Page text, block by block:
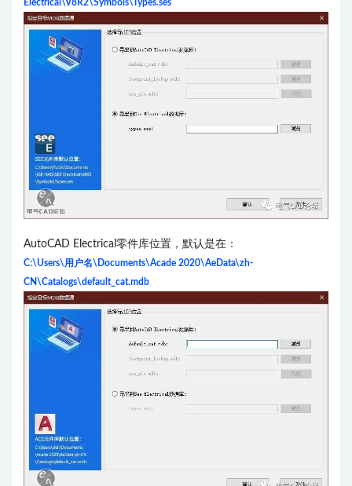
Electrical\V8R2\Symbols\Types.ses
AutoCAD Electrical零件库位置，默认是在：
C:\Users\用户名\Documents\Acade 2020\AeData\zh-
CN\Catalogs\default_cat.mdb